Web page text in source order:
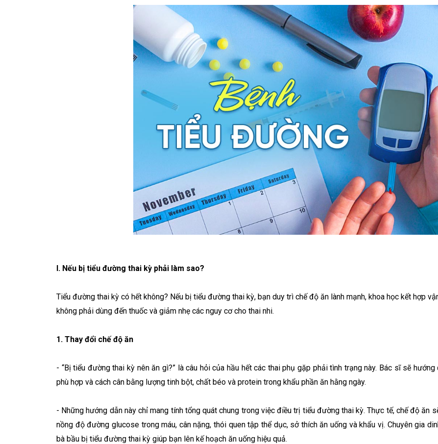
I. Nếu bị tiểu đường thai kỳ phải làm sao?
Tiểu đường thai kỳ có hết không? Nếu bị tiểu đường thai kỳ, bạn duy trì chế độ ăn lành mạnh, khoa học kết hợp
không phải dùng đến thuốc và giảm nhẹ các nguy cơ cho thai nhi.
1. Thay đổi chế độ ăn
- “Bị tiểu đường thai kỳ nên ăn gì?” là câu hỏi của hầu hết các thai phụ gặp phải tình trạng này. Bác sĩ sẽ
phù hợp và cách cân bằng lượng tinh bột, chất béo và protein trong khẩu phần ăn hằng ngày.
- Những hướng dẫn này chỉ mang tính tổng quát chung trong việc điều trị tiểu đường thai kỳ. Thực tế, chế độ ăn
nồng độ đường glucose trong máu, cân nặng, thói quen tập thể dục, sở thích ăn uống và khẩu vị. Chuyên gia
bà bầu bị tiểu đường thai kỳ giúp bạn lên kế hoạch ăn uống hiệu quả.